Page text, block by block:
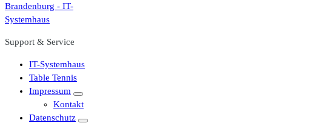
Support & Service
IT-Systemhaus
Table Tennis
Impressum
Kontakt
Datenschutz